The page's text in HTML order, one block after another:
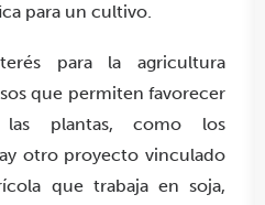
para un cultivo.
para la agricultura
que permiten favorecer
plantas, como los
otro proyecto vinculado
que trabaja en soja,